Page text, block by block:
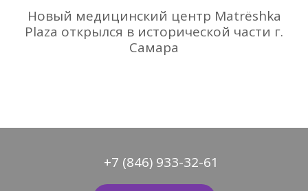
Новый медицинский центр Matrёshka
Plaza открылся в исторической части г.
Самара
+7 (846) 933-32-61